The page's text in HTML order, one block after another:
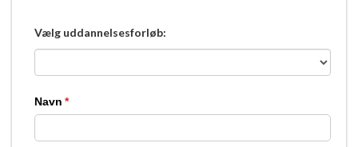
Vælg uddannelsesforløb:
Navn *
(påkrævet)